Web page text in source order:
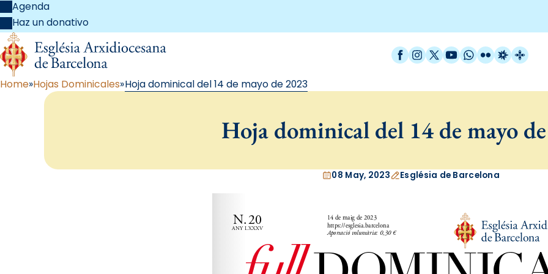
Agenda
Haz un donativo
Facebook
Instagram
X / Twitter
YouTube
WhatsApp
FlickrRadio
Home Hojas Dominicales Hoja dominical del 14 de mayo de 2023
Hoja dominical del 14 de mayo
08 May, 2023 Església de Barcelona